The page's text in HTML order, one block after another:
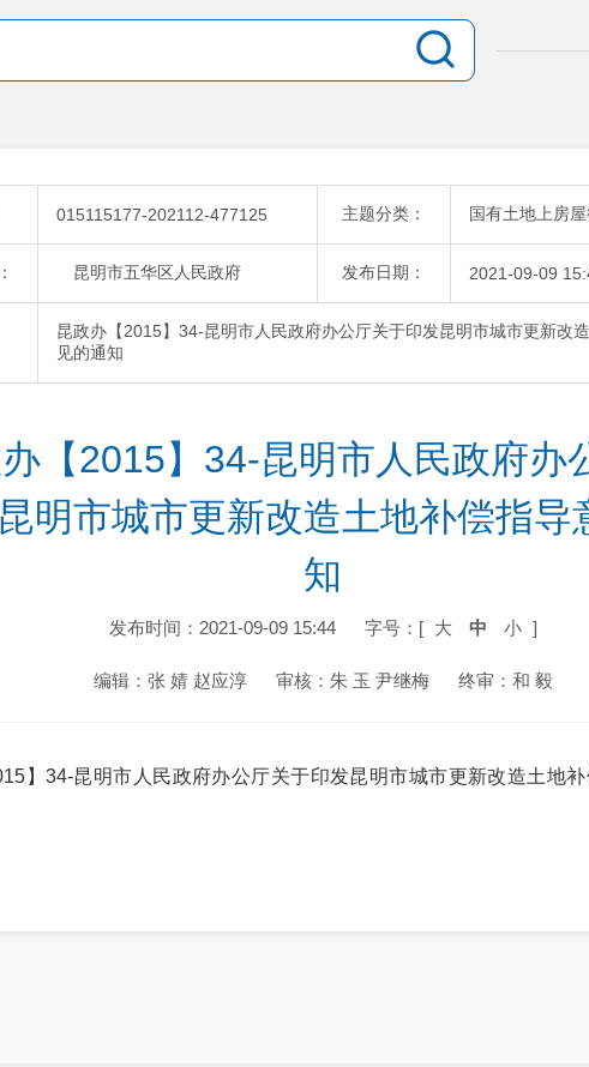
015115177-202112-477125 主题分类： 国有土地上房
昆明市五华区人民政府 发布日期： 2021-09-09
昆政办【2015】34-昆明市人民政府办公厅关于印发昆明市城市更新改
见的通知
【2015】34-昆明市人民政府办
明市城市更新改造土地补偿指导
知
发布时间：2021-09-09 15:44 字号：[ 大 中 小 ]
编辑：张 婧 赵应淳 审核：朱 玉 尹继梅 终审：和 毅
】34-昆明市人民政府办公厅关于印发昆明市城市更新改造土地